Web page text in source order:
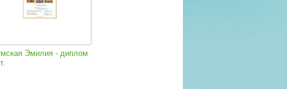
Эмилия - диплом